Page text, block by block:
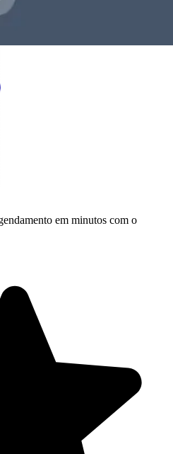
em minutos com o